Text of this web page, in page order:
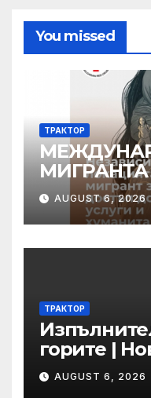
You missed
ТРАКТОР
МИГРАНТА
AUGUST 6, 2026
ТРАКТОР
горите |
AUGUST 6, 2026